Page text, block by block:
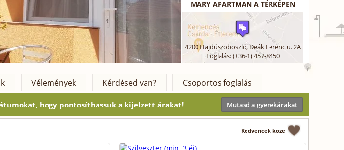
MARY APARTMAN A TÉRKÉPEN
4200Hajdúszoboszló,Deák Ferenc u. 2A
Foglalás: (+36-1) 457-8450
Vélemények Kérdésed van? Csoportos foglalás
hogy pontosíthassuk a kijelzett árakat! Mutasd a gyerekárakat
Kedvencek közé